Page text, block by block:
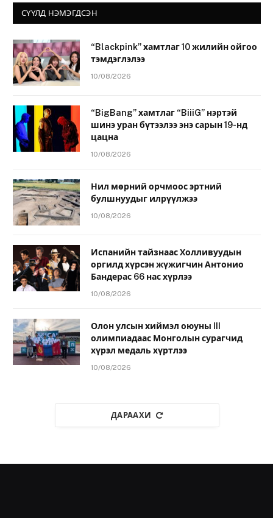
СҮҮЛД НЭМЭГДСЭН
“Blackpink” хамтлаг 10 жилийн ойгоо
тэмдэглэлээ
10/08/2026
“BigBang” хамтлаг “BiiiG” нэртэй
шинэ уран бүтээлээ энэ сарын 19-нд
цацна
10/08/2026
Нил мөрний орчмоос эртний
булшнуудыг илрүүлжээ
10/08/2026
Испанийн тайзнаас Холливуудын
оргилд хүрсэн жүжигчин Антонио
Бандерас 66 нас хүрлээ
10/08/2026
Олон улсын хиймэл оюуны III
олимпиадаас Монголын сурагчид
хүрэл медаль хүртлээ
10/08/2026
ДАРААХИ